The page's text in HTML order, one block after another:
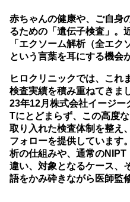
赤ちゃんの健康や、ご自身
るための「遺伝子検査」。
「エクソーム解析（全エク
という言葉を耳にする機会
ヒロクリニックでは、これ
検査実績を積み重ねてきま
23年12月株式会社イージー
Tにとどまらず、この高度
取り入れた検査体制を整え
フォローを提供しています
析の仕組みや、通常の
違い、対象となるケース、
語をかみ砕きながら医師監